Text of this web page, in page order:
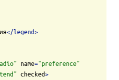
</legend>
name="preference"
checked>